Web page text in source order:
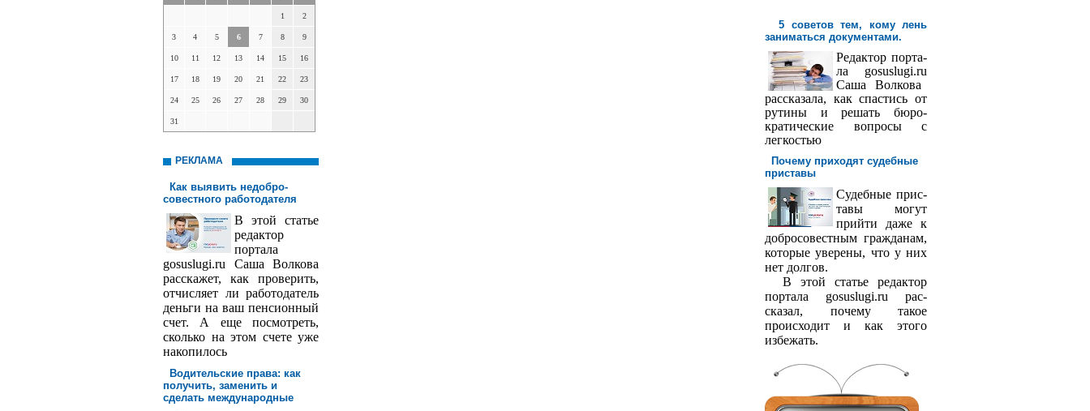
1 2
3 4 5 6 7 8 9
10 11 12 13 14 15 16
17 18 19 20 21 22 23
24 25 26 27 28 29 30
31
РЕКЛАМА
Как выявить недобро­
совестного работодателя
В этой статье
редактор
порта­ла
gosuslugi.ru Саша Волкова
расскажет, как проверить,
отчисляет ли работодатель
деньги на ваш пенсионный
счет. А еще посмотреть,
сколько на этом счете уже
накопилось
Водительские права: как
получить, заменить и
сделать международ­ные
5 советов тем, кому лень
заниматься документами.
Редактор порта­
ла gosuslugi.ru
Саша Волкова
рассказала, как спастись от
рутины и решать бюро­
кратические вопросы с
легкостью
Почему приходят судебные
приставы
Судебные прис­
тавы могут
прийти даже к
добросовестным гражданам,
которые уверены, что у них
нет долгов.
В этой статье редактор
портала gosuslugi.ru рас­
сказал, почему такое
происходит и как этого
избежать.